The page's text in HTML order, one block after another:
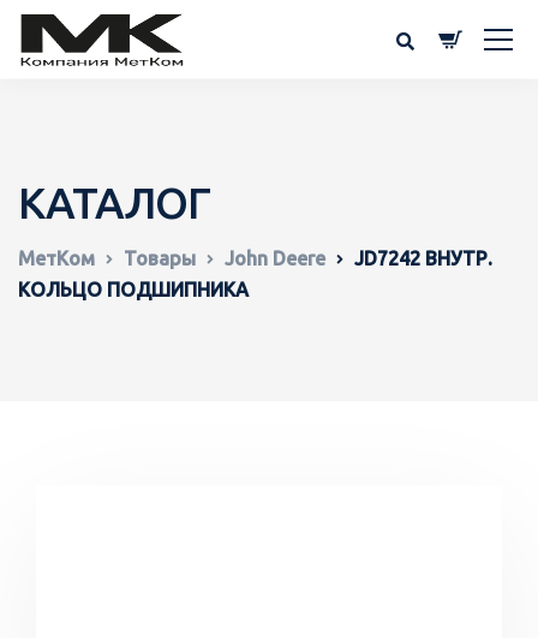
КАТАЛОГ
МетКом Товары John Deere
JD7242 ВНУТР.
КОЛЬЦО ПОДШИПНИКА